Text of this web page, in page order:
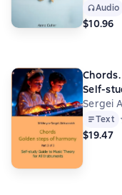
Audio
$10.96
Self-
Sergei
Text
$19.47